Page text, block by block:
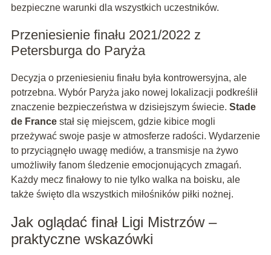
bezpieczne warunki dla wszystkich uczestników.
Przeniesienie finału 2021/2022 z
Petersburga do Paryża
Decyzja o przeniesieniu finału była kontrowersyjna, ale
potrzebna. Wybór Paryża jako nowej lokalizacji podkreślił
znaczenie bezpieczeństwa w dzisiejszym świecie. Stade
de Francestał się miejscem, gdzie kibice mogli
przeżywać swoje pasje w atmosferze radości. Wydarzenie
to przyciągnęło uwagę mediów, a transmisje na żywo
umożliwiły fanom śledzenie emocjonujących zmagań.
Każdy mecz finałowy to nie tylko walka na boisku, ale
także święto dla wszystkich miłośników piłki nożnej.
Jak oglądać finał Ligi Mistrzów –
praktyczne wskazówki